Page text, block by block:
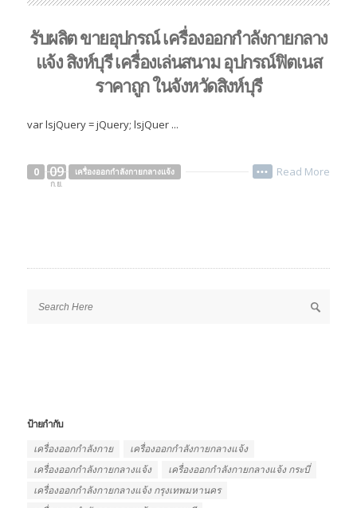
รับผลิต ขายอุปกรณ์ เครื่องออกกำลังกายกลาง
แจ้ง สิงห์บุรี เครื่องเล่นสนาม อุปกรณ์ฟิตเนส
ราคาถูก ในจังหวัดสิงห์บุรี
var lsjQuery = jQuery; lsjQuer ...
0 09
ก.ย.
เครื่องออกกำลังกายกลางแจ้ง Read More
•••
ป้ายกำกับ
เครื่องออกกำลังกาย
เครื่องออกกำลังกายกลางแจ้ง
เครื่องออกกําลังกายกลางแจ้ง
เครื่องออกกําลังกายกลางแจ้ง กระบี่
เครื่องออกกําลังกายกลางแจ้ง กรุงเทพมหานคร